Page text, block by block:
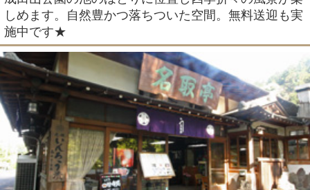
しめます。自然豊かつ落ちついた空間。無料送迎も実
施中です★